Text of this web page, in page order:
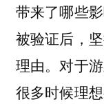
带来了哪些
被验证后，
理由。对于
很多时候理